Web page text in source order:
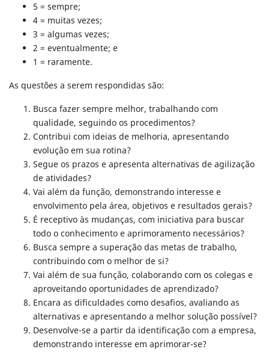
5 = sempre;
4 = muitas vezes;
3 = algumas vezes;
2 = eventualmente; e
1 = raramente.
As questões a serem respondidas são:
Busca fazer sempre melhor, trabalhando com
qualidade, seguindo os procedimentos?
Contribui com ideias de melhoria, apresentando
evolução em sua rotina?
Segue os prazos e apresenta alternativas de agilização
de atividades?
Vai além da função, demonstrando interesse e
envolvimento pela área, objetivos e resultados gerais?
É receptivo às mudanças, com iniciativa para buscar
todo o conhecimento e aprimoramento necessários?
Busca sempre a superação das metas de trabalho,
contribuindo com o melhor de si?
Vai além de sua função, colaborando com os colegas e
aproveitando oportunidades de aprendizado?
Encara as dificuldades como desafios, avaliando as
alternativas e apresentando a melhor solução possível?
Desenvolve-se a partir da identificação com a empresa,
demonstrando interesse em aprimorar-se?